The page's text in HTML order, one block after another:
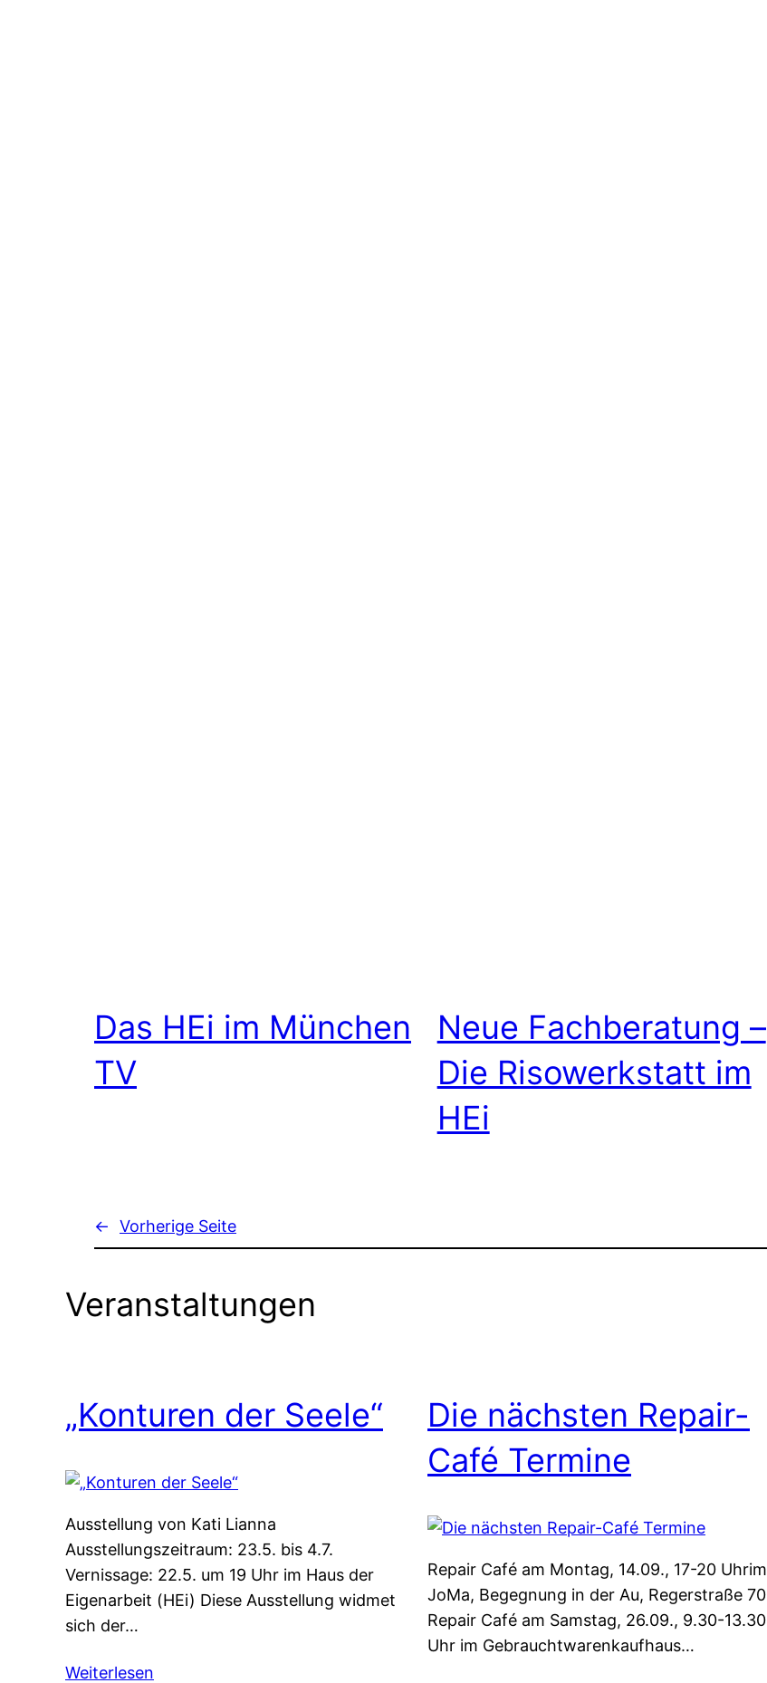
Das HEi im München
TV
Neue Fachberatung –
Die Risowerkstatt im
HEi
← Vorherige Seite
Veranstaltungen
„Konturen der Seele“
Ausstellung von Kati Lianna
Ausstellungszeitraum: 23.5. bis 4.7.
Vernissage: 22.5. um 19 Uhr im Haus der
Eigenarbeit (HEi) Diese Ausstellung widmet
sich der…
Weiterlesen
Die nächsten Repair-
Café Termine
Repair Café am Montag, 14.09., 17-20 Uhrim
JoMa, Begegnung in der Au, Regerstraße 70
Repair Café am Samstag, 26.09., 9.30-13.30
Uhr im Gebrauchtwarenkaufhaus…